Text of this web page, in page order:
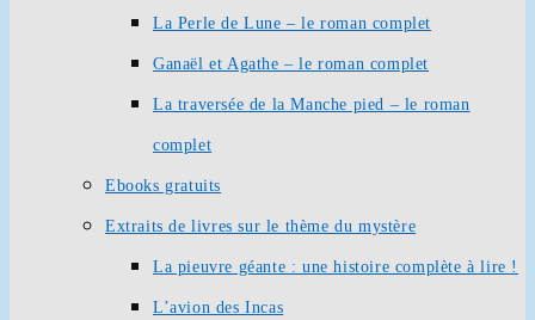
La Perle de Lune – le roman complet
Ganaël et Agathe – le roman complet
La traversée de la Manche pied – le roman
complet
Ebooks gratuits
Extraits de livres sur le thème du mystère
La pieuvre géante : une histoire complète à lire !
L’avion des Incas